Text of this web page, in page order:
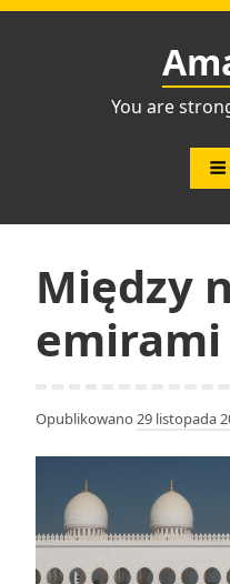
Przejdź
You are
Między
emirami
Opublikowano 29 listopada